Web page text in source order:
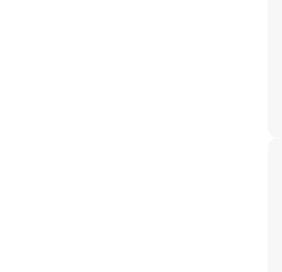
liegt die
der flachen, ovalen
das Licht großflächig und